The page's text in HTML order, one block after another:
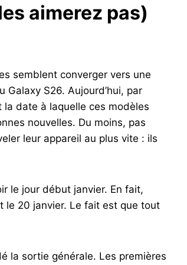
aimerez pas)
semblent converger vers une
S26. Aujourd’hui, par
date à laquelle ces modèles
nouvelles. Du moins, pas
leur appareil au plus vite : ils
le jour début janvier. En fait,
le 20 janvier. Le fait est que tout
la sortie générale. Les premières